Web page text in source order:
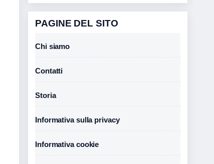
PAGINE DEL SITO
Chi siamo
Contatti
Storia
Informativa sulla privacy
Informativa cookie